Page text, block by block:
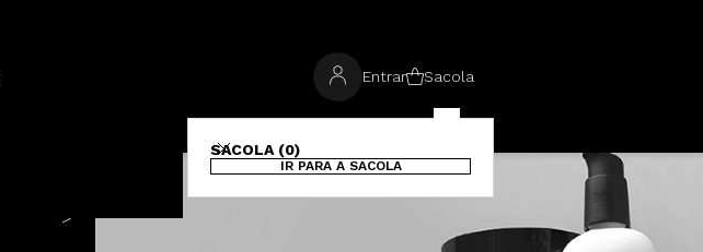
Entrar Sacola
SACOLA (0)
IR PARA A SACOLA